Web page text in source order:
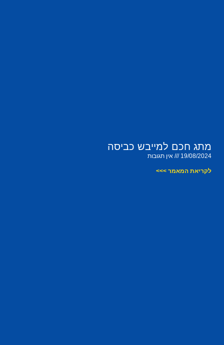
מתג חכם למייבש כביסה
19/08/2024 אין תגובות
לקריאת המאמר >>>